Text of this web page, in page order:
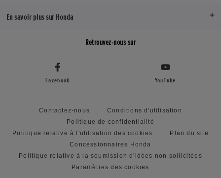
En savoir plus sur Honda
Retrouvez-nous sur
Facebook YouTube
Contactez-nous
Conditions d'utilisation
Politique de confidentialité
Politique relative à l'utilisation des cookies
Plan du site
Concessionnaires Honda
Politique relative à la soumission d'idées non sollicitées
Paramètres des cookies